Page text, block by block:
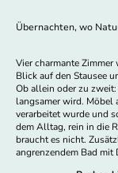
Übernachten, wo
Vier charmante
Blick auf den Stausee
Ob allein oder zu
langsamer wird. Möbel
verarbeitet wurde und
dem Alltag, rein in die
braucht es nicht.
angrenzendem Bad